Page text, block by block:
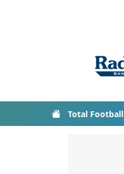
Total Football